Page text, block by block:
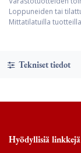
Loppuneiden tai
Mittatilatuilla
Tekniset tiedot
Hyödyllisiä linkkejä